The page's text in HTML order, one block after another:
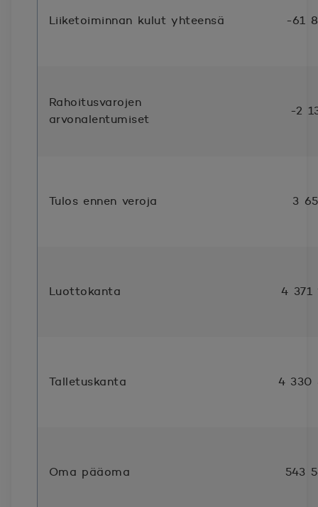
Liiketoiminnan kulut yhteensä -61
Rahoitusvarojen
arvonalentumiset
-2
Tulos ennen veroja 3
Luottokanta 4 371
Talletuskanta 4 330
Oma pääoma 543